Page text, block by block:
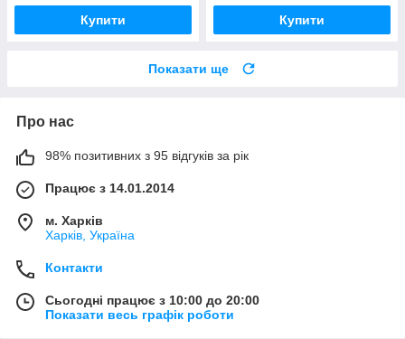
Купити Купити
Показати ще
Про нас
98% позитивних з 95 відгуків за рік
Працює з 14.01.2014
м. Харків
Харків, Україна
Контакти
Сьогодні працює з 10:00 до 20:00
Показати весь графік роботи